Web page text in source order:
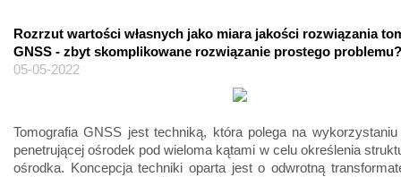
Rozrzut wartości własnych jako miara jakości rozwiązania
GNSS - zbyt skomplikowane rozwiązanie prostego problemu?
05-05-2022
Tomografia GNSS jest techniką, która polega na wykorzystaniu
penetrującej ośrodek pod wieloma kątami w celu określenia
ośrodka. Koncepcja techniki oparta jest o odwrotną